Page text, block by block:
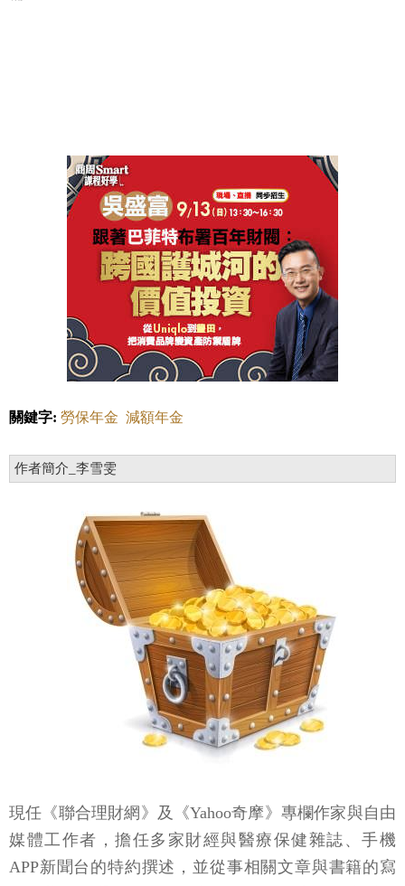
關鍵字: 勞保年金 減額年金
作者簡介_李雪雯
現任《聯合理財網》及《Yahoo奇摩》專欄作家與自由
媒體工作者，擔任多家財經與醫療保健雜誌、手機
APP新聞台的特約撰述，並從事相關文章與書籍的寫